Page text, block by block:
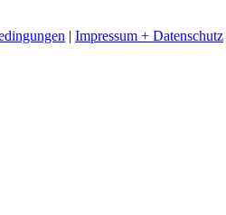
| Impressum + Datenschutz